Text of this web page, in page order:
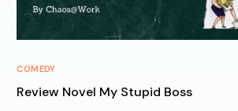
COMEDY
Review Novel My Stupid Boss